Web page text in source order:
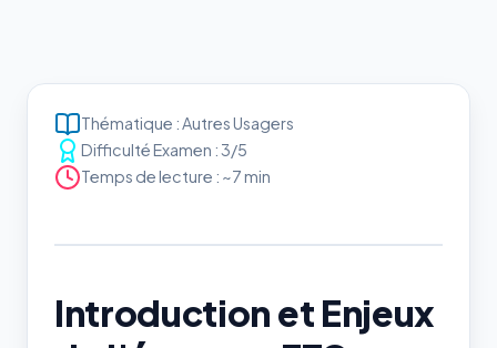
Thématique : Autres Usagers
Difficulté Examen : 3/5
Temps de lecture : ~7 min
Introduction et Enjeux